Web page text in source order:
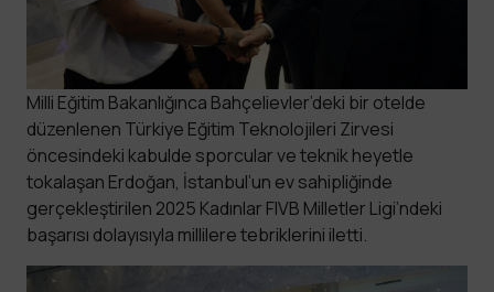
Milli Eğitim Bakanlığınca Bahçelievler’deki bir otelde
düzenlenen Türkiye Eğitim Teknolojileri Zirvesi
öncesindeki kabulde sporcular ve teknik heyetle
tokalaşan Erdoğan, İstanbul’un ev sahipliğinde
gerçekleştirilen 2025 Kadınlar FIVB Milletler Ligi’ndeki
başarısı dolayısıyla millilere tebriklerini iletti.